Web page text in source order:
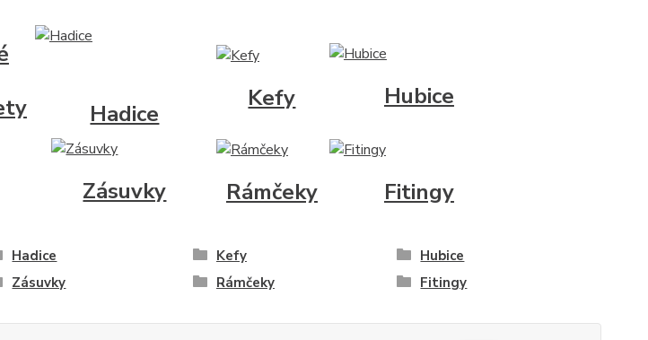
Hadice
Kefy Hubice
Zásuvky Rámčeky Fitingy
Hadice Kefy
Hubice
Zásuvky Rámčeky Fitingy